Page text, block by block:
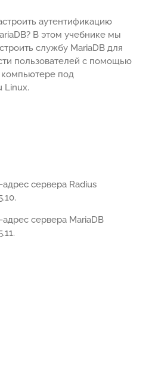
аутентификацию
В этом учебнике мы
службу MariaDB для
пользователей с помощью
компьютере под
Linux.
сервера Radius
сервера MariaDB